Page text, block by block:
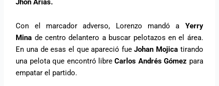
Jhon Arias.
Con el marcador adverso, Lorenzo mandó a Yerry
Mina de centro delantero a buscar pelotazos en el área.
En una de esas el que apareció fueJohan Mojicatirando
una pelota que encontró libreCarlos Andrés Gómez para
empatar el partido.